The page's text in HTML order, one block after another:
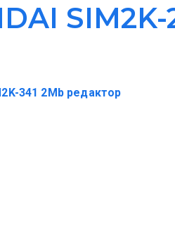
SIM2K-
341 2Mb редактор